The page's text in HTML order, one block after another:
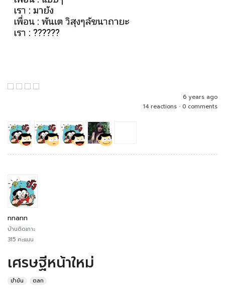
6 years ago
14 reactions • 0 comments
nnann
บ้านติดเกาะ
315 คะแนน
เศรษฐีหน้าใหม่
ขำขัน ตลก